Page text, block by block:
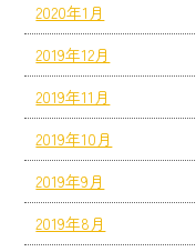
2020年1月
2019年12月
2019年11月
2019年10月
2019年9月
2019年8月